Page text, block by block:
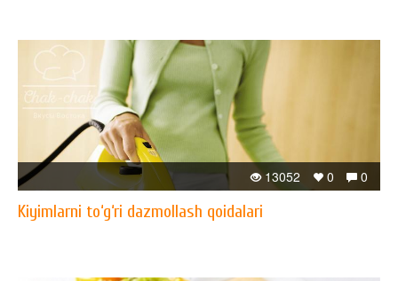
0
0
13052
Kiyimlarni to‘g‘ri dazmollash qoidalari